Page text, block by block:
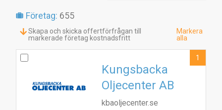
Företag: 655
Skapa och skicka offertförfrågan till
markerade företag kostnadsfritt
Markera
alla
Kungsbacka
Oljecenter AB
kbaoljecenter.se
1